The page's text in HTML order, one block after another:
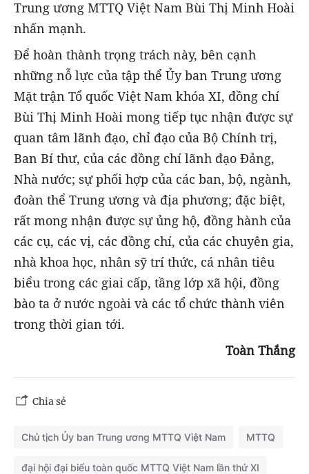
Trung ương MTTQ Việt Nam Bùi Thị Minh Hoài
nhấn mạnh.
Để hoàn thành trọng trách này, bên cạnh
những nỗ lực của tập thể Ủy ban Trung ương
Mặt trận Tổ quốc Việt Nam khóa XI, đồng chí
Bùi Thị Minh Hoài mong tiếp tục nhận được sự
quan tâm lãnh đạo, chỉ đạo của Bộ Chính trị,
Ban Bí thư, của các đồng chí lãnh đạo Đảng,
Nhà nước; sự phối hợp của các ban, bộ, ngành,
đoàn thể Trung ương và địa phương; đặc biệt,
rất mong nhận được sự ủng hộ, đồng hành của
các cụ, các vị, các đồng chí, của các chuyên gia,
nhà khoa học, nhân sỹ trí thức, cá nhân tiêu
biểu trong các giai cấp, tầng lớp xã hội, đồng
bào ta ở nước ngoài và các tổ chức thành viên
trong thời gian tới.
Toàn Thắng
Chia sẻ
Chủ tịch Ủy ban Trung ương MTTQ Việt Nam MTTQ
đại hội đại biểu toàn quốc MTTQ Việt Nam lần thứ XI